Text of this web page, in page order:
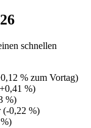
schnellen
% zum Vortag)
%)
%)
(-0,22 %)